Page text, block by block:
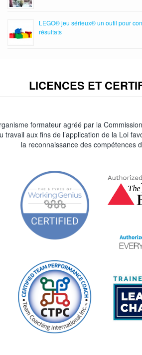
LEGO® jeu sérieux® un outil pour
résultats
LICENCES ET
formateur agréé par la
travail aux fins de l’application de la Loi
la reconnaissance des compétences